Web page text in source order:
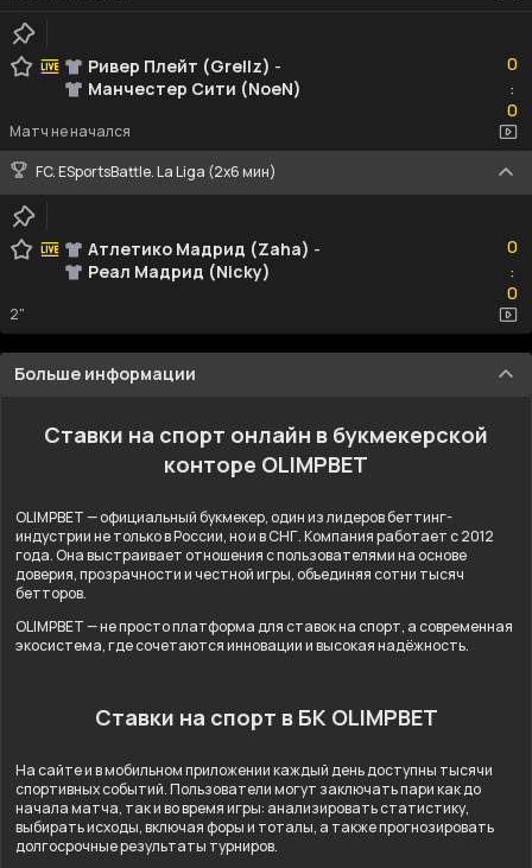
Ривер Плейт (Grellz) -
Манчестер Сити (NoeN)
0
:0
0
Матч не начался
FC. ESportsBattle. La Liga (2x6 мин)
Атлетико Мадрид (Zaha) -
Реал Мадрид (Nicky)
0
:0
0
2"
Больше информации
Ставки на спорт онлайн в букмекерской
конторе OLIMPBET
OLIMPBET — официальный букмекер, один из лидеров беттинг-
индустрии не только в России, но и в СНГ. Компания работает с 2012
года. Она выстраивает отношения с пользователями на основе
доверия, прозрачности и честной игры, объединяя сотни тысяч
бетторов.
OLIMPBET — не просто платформа для ставок на спорт, а современная
экосистема, где сочетаются инновации и высокая надёжность.
Ставки на спорт в БК OLIMPBET
На сайте и в мобильном приложении каждый день доступны тысячи
спортивных событий. Пользователи могут заключать пари как до
начала матча, так и во время игры: анализировать статистику,
выбирать исходы, включая форы и тоталы, а также прогнозировать
долгосрочные результаты турниров.